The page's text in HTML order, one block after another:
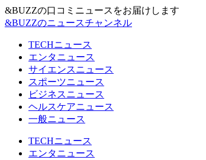
&BUZZの口コミニュースをお届けします
&BUZZのニュースチャンネル
TECHニュース
エンタニュース
サイエンスニュース
スポーツニュース
ビジネスニュース
ヘルスケアニュース
一般ニュース
TECHニュース
エンタニュース